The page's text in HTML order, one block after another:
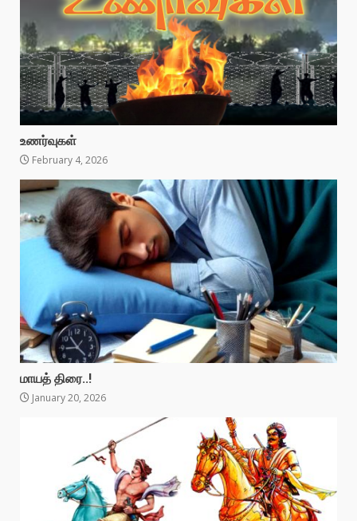
உணர்வுகள்
February 4, 2026
மாயத் திரை..!
January 20, 2026